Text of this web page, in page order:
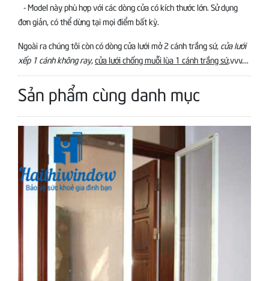
- Model này phù hợp với các dòng cửa có kích thước lớn. Sử dụng
đơn giản, có thể dừng tại mọi điểm bất kỳ.
Ngoài ra chúng tôi còn có dòng cửa lưới mở 2 cánh trắng sứ, cửa lưới
xếp 1 cánh không ray,cửa lưới chống muỗi lùa 1 cánh trắng sứ,vvv....
Sản phẩm cùng danh mục